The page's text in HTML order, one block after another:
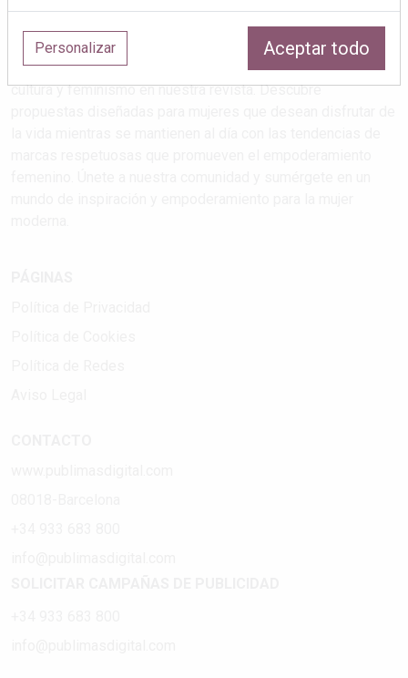
Estilos de vida que atrapan
Explora las últimas tendencias en salud, maternidad, viajes,
cultura y feminismo en nuestra revista. Descubre
Personalizar Aceptar todo